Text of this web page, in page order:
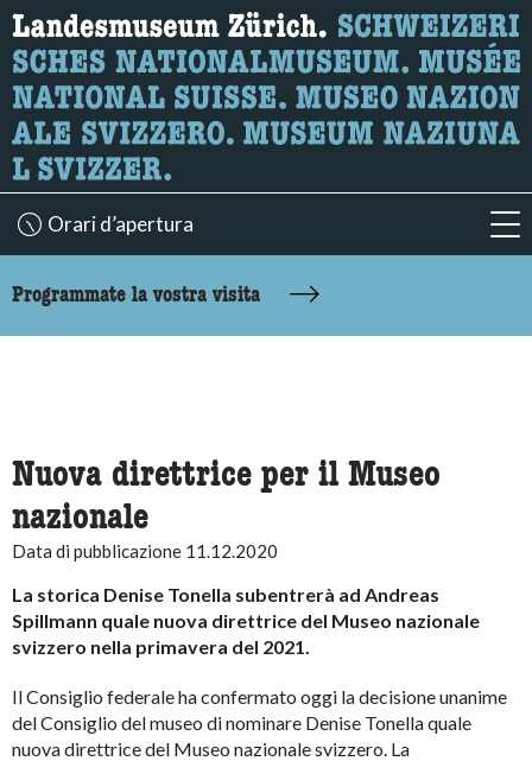
Ricerca
Qui è possibile cercare i contenuti della pagina.
Orari d’apertura
Programmate la vostra visita
Nuova direttrice per il Museo
nazionale
Data di pubblicazione 11.12.2020
La storica Denise Tonella subentrerà ad Andreas
Spillmann quale nuova direttrice del Museo nazionale
svizzero nella primavera del 2021.
Il Consiglio federale ha confermato oggi la decisione unanime
del Consiglio del museo di nominare Denise Tonella quale
nuova direttrice del Museo nazionale svizzero. La